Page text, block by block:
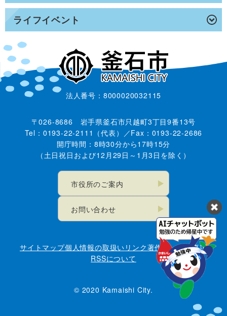
ライフイベント
法人番号：8000020032115
〒026-8686 岩手県釜石市只越町3丁目9番13号
Tel：0193-22-2111（代表）／Fax：0193-22-2686
開庁時間：8時30分から17時15分
（土日祝日および12月29日～1月3日を除く）
市役所のご案内
お問い合わせ
サイトマップ個人情報の取扱い リンク著作権・免責事項
RSSについて
© 2020 Kamaishi City.